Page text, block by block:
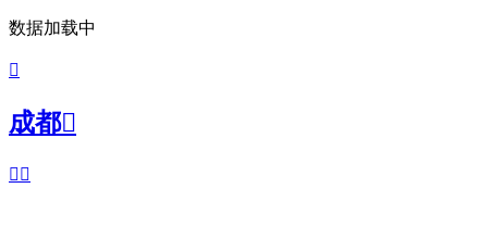
数据加载中

成都
 